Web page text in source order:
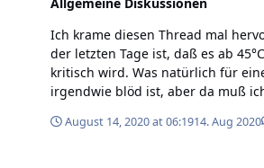
damit leben müssen … die alte
Wetterstation die über 20 Jahre
kleineren Gehäuse hing hat das
mitgemacht André
Allgemeine Diskussionen
Ich krame diesen Thread mal hervor … Meine
der letzten Tage ist, daß es ab
kritisch wird. Was natürlich für
irgendwie blöd ist, aber da muß
vom Tinkerforge-Team aber
August 14, 2020 at 06:1914. Aug 2020